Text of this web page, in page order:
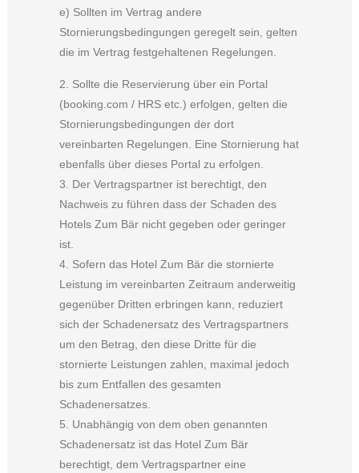
e) Sollten im Vertrag andere
Stornierungsbedingungen geregelt sein, gelten
die im Vertrag festgehaltenen Regelungen.
2. Sollte die Reservierung über ein Portal
(booking.com / HRS etc.) erfolgen, gelten die
Stornierungsbedingungen der dort
vereinbarten Regelungen. Eine Stornierung hat
ebenfalls über dieses Portal zu erfolgen.
3. Der Vertragspartner ist berechtigt, den
Nachweis zu führen dass der Schaden des
Hotels Zum Bär nicht gegeben oder geringer
ist.
4. Sofern das Hotel Zum Bär die stornierte
Leistung im vereinbarten Zeitraum anderweitig
gegenüber Dritten erbringen kann, reduziert
sich der Schadenersatz des Vertragspartners
um den Betrag, den diese Dritte für die
stornierte Leistungen zahlen, maximal jedoch
bis zum Entfallen des gesamten
Schadenersatzes.
5. Unabhängig von dem oben genannten
Schadenersatz ist das Hotel Zum Bär
berechtigt, dem Vertragspartner eine